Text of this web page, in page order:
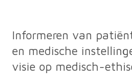
Informeren van
en medische
visie op medisch-